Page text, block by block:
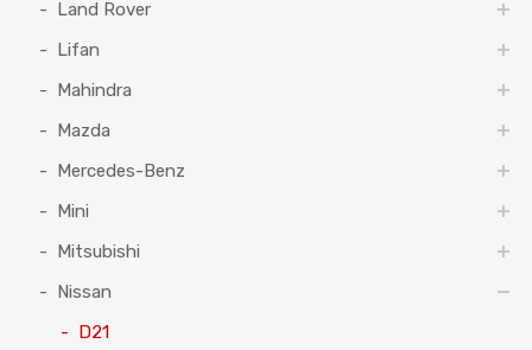
Land Rover
Lifan
Mahindra
Mazda
Mercedes-Benz
Mini
Mitsubishi
Nissan
D21